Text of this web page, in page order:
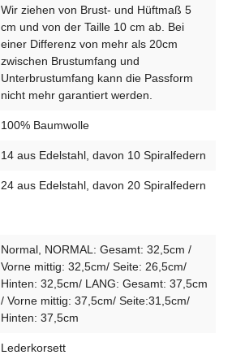
Wir ziehen von Brust- und Hüftmaß 5
cm und von der Taille 10 cm ab. Bei
einer Differenz von mehr als 20cm
zwischen Brustumfang und
Unterbrustumfang kann die Passform
nicht mehr garantiert werden.
100% Baumwolle
14 aus Edelstahl, davon 10 Spiralfedern
24 aus Edelstahl, davon 20 Spiralfedern
Normal, NORMAL: Gesamt: 32,5cm /
Vorne mittig: 32,5cm/ Seite: 26,5cm/
Hinten: 32,5cm/ LANG: Gesamt: 37,5cm
/ Vorne mittig: 37,5cm/ Seite:31,5cm/
Hinten: 37,5cm
Lederkorsett